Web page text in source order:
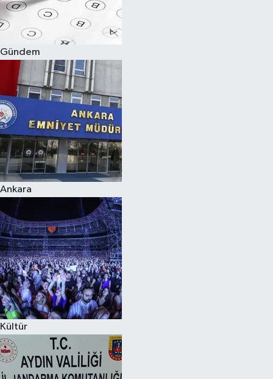
Gündem
Ankara
Kültür
Spor
Burç Yorumları
Çocuk
Hava Durumu
Kadın
Kim kimdir?
Kültür Sanat
Sağlık
Siyaset
Teknoloji
Televizyon